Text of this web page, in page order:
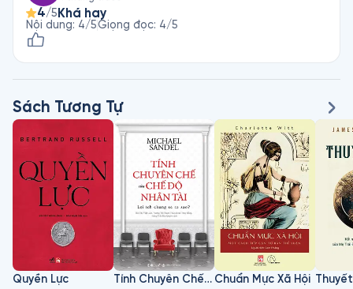
4/5 Khá hay
Nội dung: 4/5Giọng đọc: 4/5
Sách Tương Tự
Quyền Lực
Tính Chuyên Chế Của Chế Độ Nhân Tài: Lợi Ích Chung Sẽ Ra Sao? Chuẩn Mực Xã Hội